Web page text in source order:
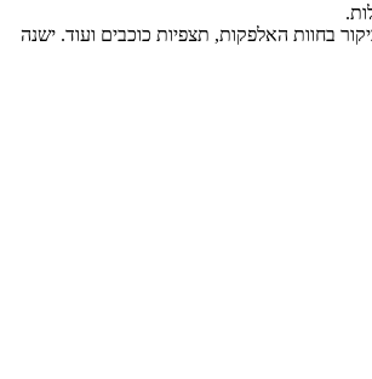
בחוות האלפקות, תצפיות כוכבים ועוד. ישנה